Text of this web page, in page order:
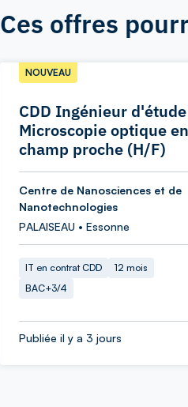
Ces offres
CDD Ingénieur d'étude
Microscopie optique en
champ proche (H/F)
NOUVEAU
Centre de Nanosciences et de
Nanotechnologies
PALAISEAU • Essonne
IT en contrat CDD
12 mois
BAC+3/4
Publiée il y a 3 jours